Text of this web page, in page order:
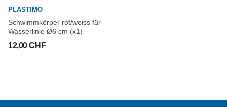
PLASTIMO
Schwimmkörper rot/weiss für
Wasserlinie Ø6 cm (x1)
12,00 CHF